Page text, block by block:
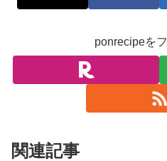
ponrecipeを
関連記事